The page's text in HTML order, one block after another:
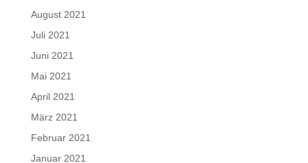
August 2021
Juli 2021
Juni 2021
Mai 2021
April 2021
März 2021
Februar 2021
Januar 2021